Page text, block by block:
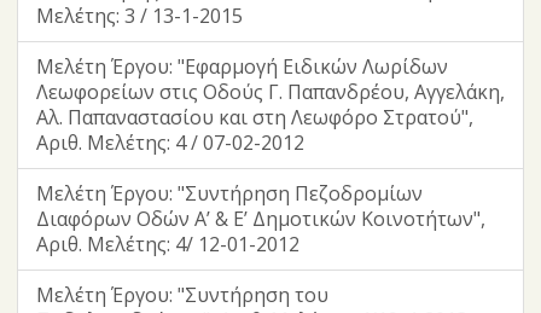
Μελέτης: 3 / 13-1-2015
Μελέτη Έργου: "Εφαρμογή Ειδικών Λωρίδων
Λεωφορείων στις Οδούς Γ. Παπανδρέου, Αγγελάκη,
Αλ. Παπαναστασίου και στη Λεωφόρο Στρατού",
Αριθ. Μελέτης: 4 / 07-02-2012
Μελέτη Έργου: "Συντήρηση Πεζοδρομίων
Διαφόρων Οδών Α’ & Ε’ Δημοτικών Κοινοτήτων",
Αριθ. Μελέτης: 4/ 12-01-2012
Μελέτη Έργου: "Συντήρηση του